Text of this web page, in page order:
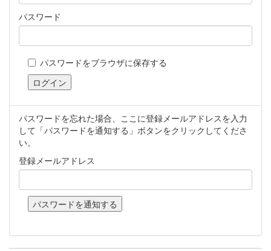
パスワード
パスワードをブラウザに保存する
パスワードを忘れた場合、ここに登録メールアドレスを入力
して「パスワードを通知する」ボタンをクリックしてくださ
い。
登録メールアドレス